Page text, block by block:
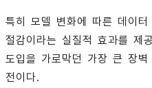
특히 모델 변화에 따른 데이
절감이라는 실질적 효과를 제
도입을 가로막던 가장 큰 장
전이다.